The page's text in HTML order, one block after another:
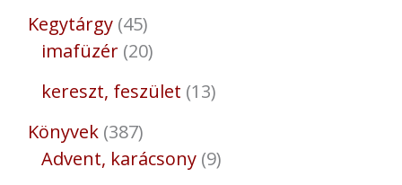
Kegytárgy 45
imafüzér 20
kereszt, feszület 13
Könyvek 387
Advent, karácsony 9